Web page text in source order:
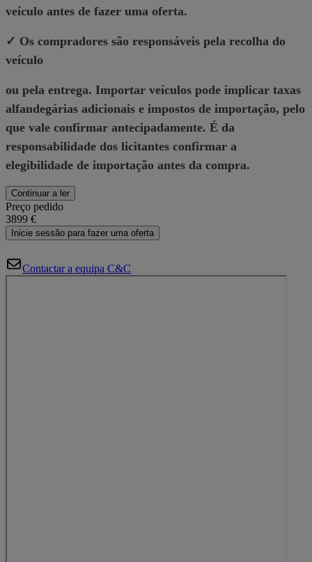
veículo antes de fazer uma oferta.
✓ Os compradores são responsáveis pela recolha do
veículo
ou pela entrega. Importar veículos pode implicar taxas
alfandegárias adicionais e impostos de importação, pelo
que vale confirmar antecipadamente. É da
responsabilidade dos licitantes confirmar a
elegibilidade de importação antes da compra.
Continuar a ler
Preço pedido
3899 €
Inicie sessão para fazer uma oferta
Contactar a equipa C&C